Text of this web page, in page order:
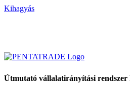
Kihagyás
Útmutató vállalatirányítási rendszer